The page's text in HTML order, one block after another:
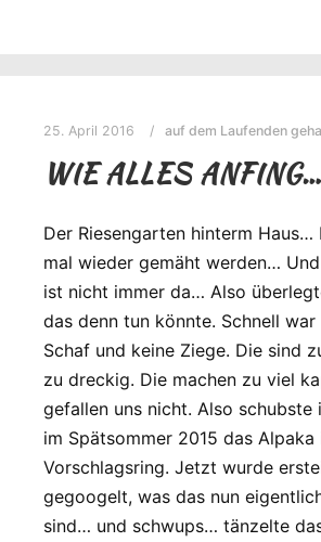
25. April 2016 auf dem Laufenden
WIE ALLES ANFING…
Der Riesengarten hinterm
mal wieder gemäht werden…
ist nicht immer da… Also
das denn tun könnte. Schnell
Schaf und keine Ziege. Die sind
zu dreckig. Die machen zu viel
gefallen uns nicht. Also schubste
im Spätsommer 2015 das Alpaka
Vorschlagsring. Jetzt wurde
gegoogelt, was das nun
sind… und schwups… tänzelte